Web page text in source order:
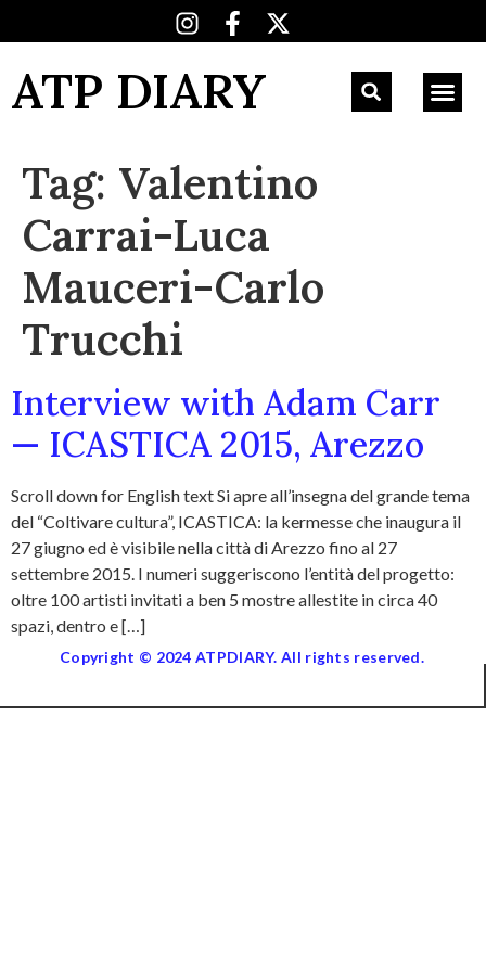
ATP DIARY
Tag: Valentino
Carrai-Luca
Mauceri-Carlo
Trucchi
Interview with Adam Carr
— ICASTICA 2015, Arezzo
Scroll down for English text Si apre all’insegna del grande tema
del “Coltivare cultura”, ICASTICA: la kermesse che inaugura il
27 giugno ed è visibile nella città di Arezzo fino al 27
settembre 2015. I numeri suggeriscono l’entità del progetto:
oltre 100 artisti invitati a ben 5 mostre allestite in circa 40
spazi, dentro e […]
Copyright © 2024 ATPDIARY. All rights reserved.